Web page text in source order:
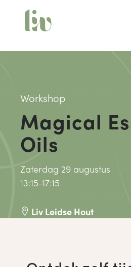
Workshop
Magical
Oils
Zaterdag 29 augustus
13:15-17:15
 Liv Leidse Hout